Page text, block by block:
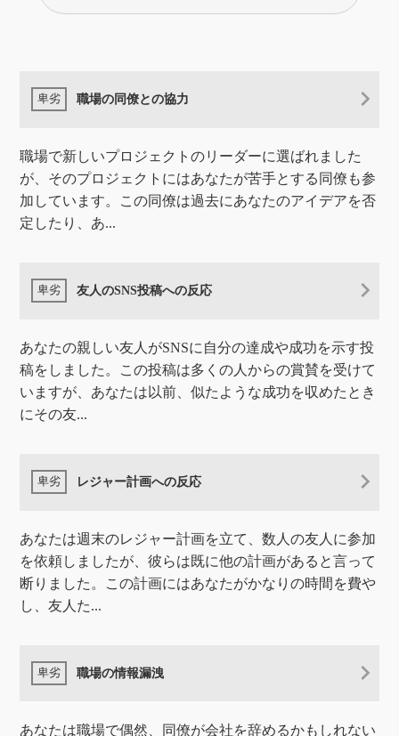
職場の同僚との協力
職場で新しいプロジェクトのリーダーに選ばれました
が、そのプロジェクトにはあなたが苦手とする同僚も参
加しています。この同僚は過去にあなたのアイデアを否
定したり、あ...
友人のSNS投稿への反応
あなたの親しい友人がSNSに自分の達成や成功を示す投
稿をしました。この投稿は多くの人からの賞賛を受けて
いますが、あなたは以前、似たような成功を収めたとき
にその友...
レジャー計画への反応
あなたは週末のレジャー計画を立て、数人の友人に参加
を依頼しましたが、彼らは既に他の計画があると言って
断りました。この計画にはあなたがかなりの時間を費や
し、友人た...
職場の情報漏洩
あなたは職場で偶然、同僚が会社を辞めるかもしれない